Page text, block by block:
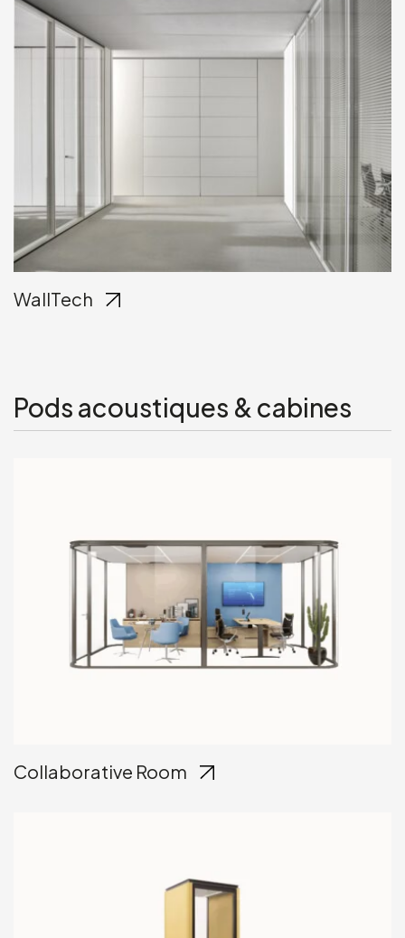
WallTech
Pods acoustiques & cabines
Collaborative Room